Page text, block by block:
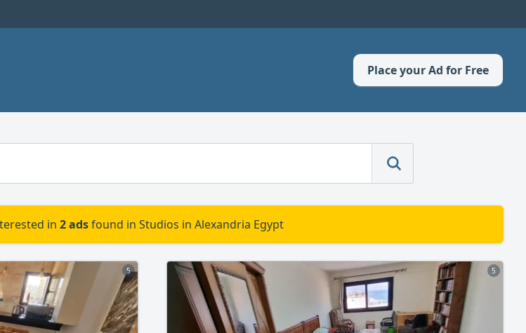
Place your Ad for Free
in 2 adsfound in Studios in Alexandria Egypt
5 5